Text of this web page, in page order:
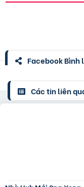
Facebook Bình
Các tin liên